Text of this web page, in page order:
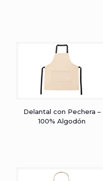
Delantal con Pechera –
100% Algodón